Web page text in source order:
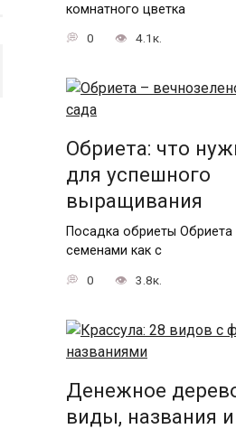
комнатного цветка
0 4.1к.
Обриета: что
для успешного
выращивания
Посадка обриеты
семенами как с
0 3.8к.
Денежное
виды, названия